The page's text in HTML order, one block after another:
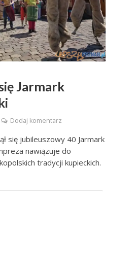
Jarmark
Dodaj komentarz
się jubileuszowy 40 Jarmark
nawiązuje do
tradycji kupieckich.